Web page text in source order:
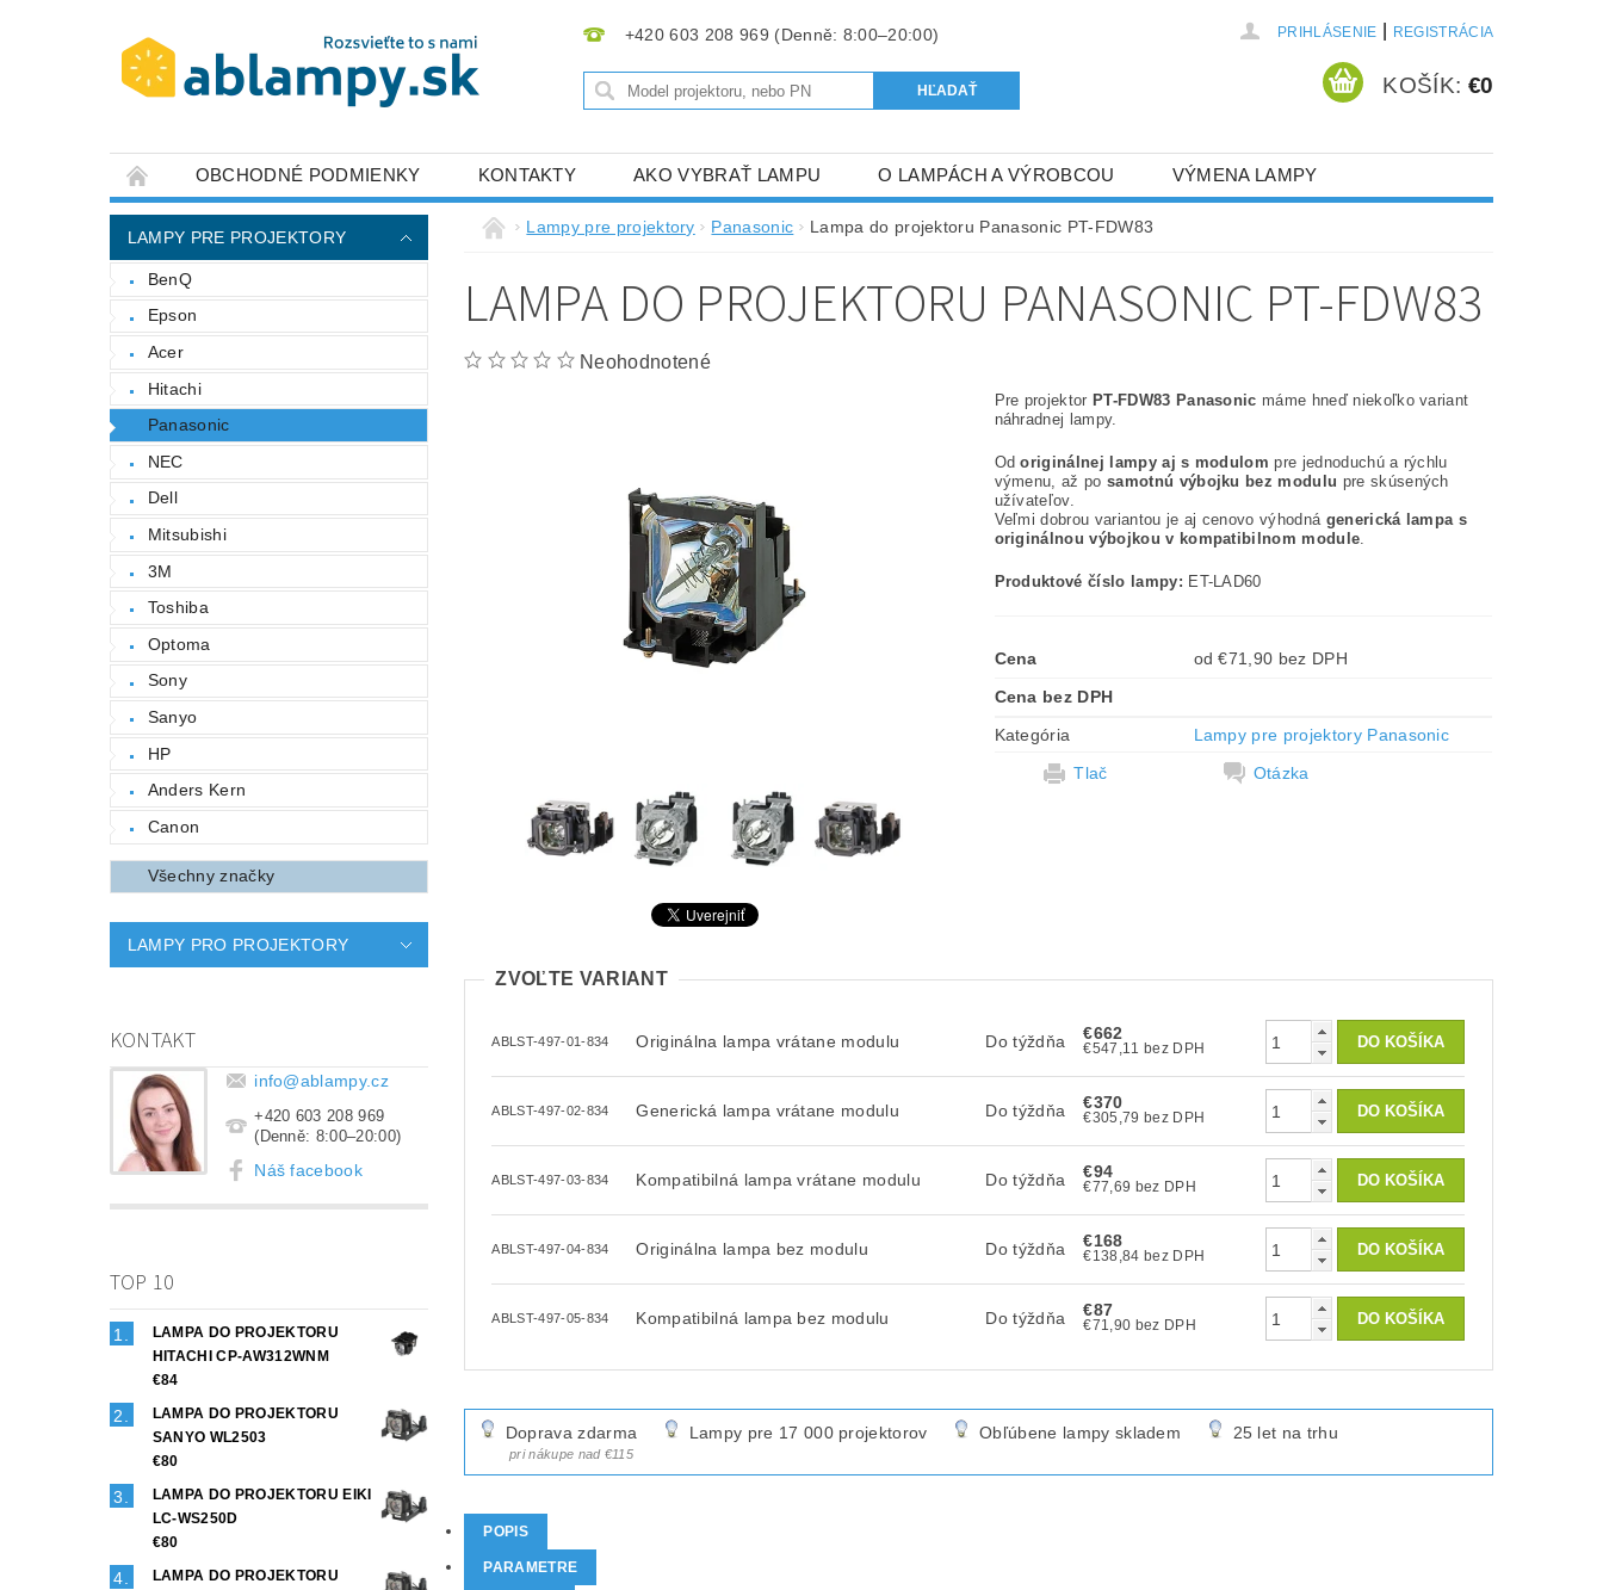
+420 603 208 969 PRIHLÁSENIE REGISTRÁCIA
KOŠÍK: €0
OBCHODNÉ PODMIENKY KONTAKTY AKO VYBRAŤ LAMPU O LAMPÁCH A VÝROBCOU VÝMENA LAMPY
LAMPY PRE PROJEKTORY
BenQ
Epson
Acer
Hitachi
Panasonic
NEC
Dell
Mitsubishi
3M
Toshiba
Optoma
Sony
Sanyo
HP
Anders Kern
Canon
Všechny značky
LAMPY PRO PROJEKTORY
KONTAKT
info@ablampy.cz
+420 603 208 969
(Denně: 8:00–20:00)
Náš facebook
TOP 10
LAMPA DO PROJEKTORU
HITACHI CP-AW312WNM
€84
LAMPA DO PROJEKTORU
SANYO WL2503
€80
LAMPA DO PROJEKTORU EIKI
LC-WS250D
€80
LAMPA DO PROJEKTORU
Lampy pre projektory Panasonic Lampa do projektoru Panasonic PT-FDW83
LAMPA DO PROJEKTORU PANASONIC PT-FDW83
Neohodnotené
Pre projektor PT-FDW83 Panasonic máme hneď niekoľko variant
náhradnej lampy.
Odoriginálnej lampy aj s modulom pre jednoduchú a rýchlu
výmenu, až po samotnú výbojku bez modulu pre skúsených
užívateľov.
Veľmi dobrou variantou je aj cenovo výhodná generická lampa s
originálnou výbojkou v kompatibilnom module.
Produktové číslo lampy: ET-LAD60
Cena
od €71,90 bez DPH
Cena bez DPH
Kategória
Lampy pre projektory Panasonic
Tlač
Otázka
ZVOĽTE VARIANT
ABLST-497-01-834 Originálna lampa vrátane modulu Do týždňa €662
€547,11 bez DPH
ABLST-497-02-834 Generická lampa vrátane modulu Do týždňa €370
€305,79 bez DPH
ABLST-497-03-834 Kompatibilná lampa vrátane modulu Do týždňa €94
€77,69 bez DPH
ABLST-497-04-834 Originálna lampa bez modulu Do týždňa €168
€138,84 bez DPH
ABLST-497-05-834 Kompatibilná lampa bez modulu Do týždňa €87
€71,90 bez DPH
Doprava zdarma
pri nákupe nad €115
Lampy pre 17 000 projektorov Obľúbene lampy skladem 25 let na trhu
POPIS
PARAMETRE